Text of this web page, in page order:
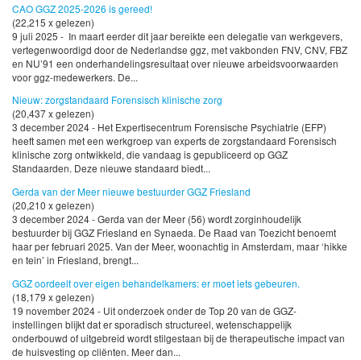
CAO GGZ 2025-2026 is gereed!
(22,215 x gelezen)
9 juli 2025 - In maart eerder dit jaar bereikte een delegatie van werkgevers,
vertegenwoordigd door de Nederlandse ggz, met vakbonden FNV, CNV, FBZ
en NU’91 een onderhandelingsresultaat over nieuwe arbeidsvoorwaarden
voor ggz-medewerkers. De...
Nieuw: zorgstandaard Forensisch klinische zorg
(20,437 x gelezen)
3 december 2024 - Het Expertisecentrum Forensische Psychiatrie (EFP)
heeft samen met een werkgroep van experts de zorgstandaard Forensisch
klinische zorg ontwikkeld, die vandaag is gepubliceerd op GGZ
Standaarden. Deze nieuwe standaard biedt...
Gerda van der Meer nieuwe bestuurder GGZ Friesland
(20,210 x gelezen)
3 december 2024 - Gerda van der Meer (56) wordt zorginhoudelijk
bestuurder bij GGZ Friesland en Synaeda. De Raad van Toezicht benoemt
haar per februari 2025. Van der Meer, woonachtig in Amsterdam, maar ‘hikke
en tein’ in Friesland, brengt...
GGZ oordeelt over eigen behandelkamers: er moet iets gebeuren.
(18,179 x gelezen)
19 november 2024 - Uit onderzoek onder de Top 20 van de GGZ-
instellingen blijkt dat er sporadisch structureel, wetenschappelijk
onderbouwd of uitgebreid wordt stilgestaan bij de therapeutische impact van
de huisvesting op cliënten. Meer dan...